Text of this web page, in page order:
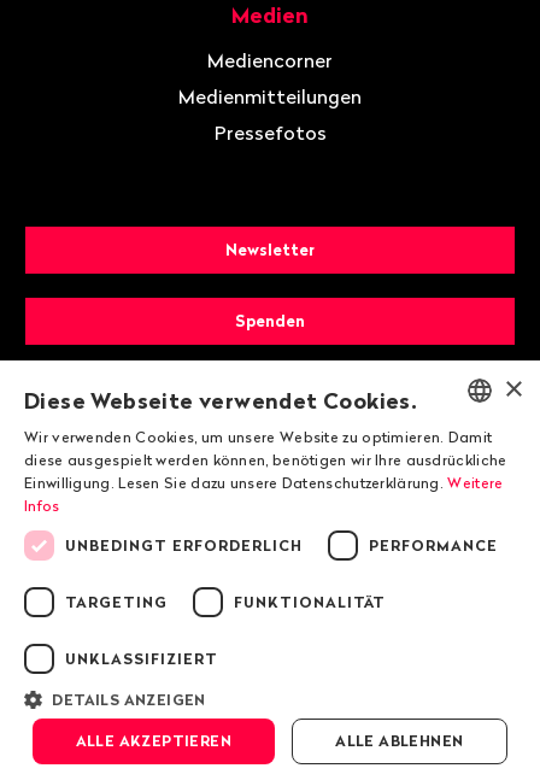
Medien
Mediencorner
Medienmitteilungen
Pressefotos
Newsletter
Spenden
Mitglied werden
© 2026 Public Eye
Datenschutzrichtlinie von Public Eye
ENGLISH
DEUTSCH
×
Diese Webseite verwendet Cookies.
Wir verwenden Cookies, um unsere Website zu optimieren. Damit
diese ausgespielt werden können, benötigen wir Ihre ausdrückliche
Einwilligung. Lesen Sie dazu unsere Datenschutzerklärung. Weitere
Infos
UNBEDINGT ERFORDERLICH PERFORMANCE
TARGETING FUNKTIONALITÄT
UNKLASSIFIZIERT
DETAILS ANZEIGEN
ALLE AKZEPTIEREN ALLE ABLEHNEN